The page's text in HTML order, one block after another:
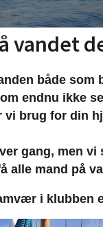
vandet
både som
endnu ikke
brug for din
gang, men
alle mand på
i klubben